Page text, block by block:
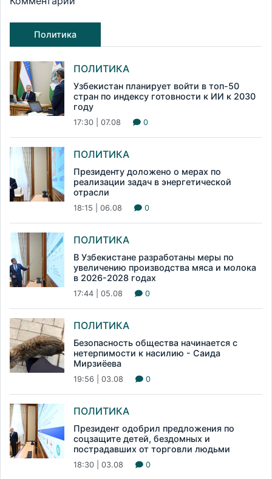
Политика
ПОЛИТИКА
Узбекистан планирует войти в топ-50
стран по индексу готовности к ИИ к 2030
году
17:30 | 07.08 0
ПОЛИТИКА
Президенту доложено о мерах по
реализации задач в энергетической
отрасли
18:15 | 06.08 0
ПОЛИТИКА
В Узбекистане разработаны меры по
увеличению производства мяса и молока
в 2026-2028 годах
17:44 | 05.08 0
ПОЛИТИКА
Безопасность общества начинается с
нетерпимости к насилию - Саида
Мирзиёева
19:56 | 03.08 0
ПОЛИТИКА
Президент одобрил предложения по
соцзащите детей, бездомных и
пострадавших от торговли людьми
18:30 | 03.08 0